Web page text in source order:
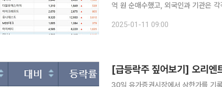
억 원 순매수했고, 외국인과 기관은 각각 4258
2960원에 마감했다. 관계사인 씨앤팜
2025-01-11 09:00
[급등락주 짚어보기] 오리엔
30일 유가증권시장에서 상한가를 기